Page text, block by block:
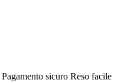
Pagamento sicuro Reso facile